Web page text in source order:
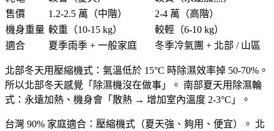
售價
1.2-2.5 萬（中階）
2-4 萬（高階）
機身重量 較重（10-15 kg）
較輕（6-10 kg）
適合
夏季雨季 + 一般家庭 冬季冷氣團 + 北部 / 山區
北部冬天用壓縮機式 ：氣溫低於 15°C 時除濕效率掉 50-70%。
所以北部冬天感覺「 除濕機沒在做事 」。 南部夏天用除濕輪
式 ：永遠加熱、機身會「 散熱 → 增加室內溫度 2-3°C 」。
台灣 90% 家庭適合 ：壓縮機式（夏天強、夠用、便宜）。 北